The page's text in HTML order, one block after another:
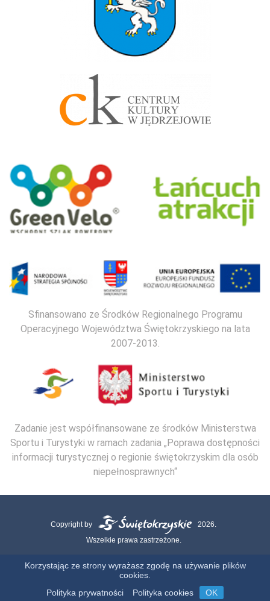
Sfinansowano ze Środków Regionalnego Programu
Operacyjnego Województwa Świętokrzyskiego na lata
2007-2013.
Zadanie jest współfinansowane ze środków Ministerstwa
Sportu i Turystyki w ramach zadania „Poprawa dostępności
informacji turystycznej o regionie świętokrzyskim dla osób
niepełnosprawnych“
Copyright by
2026.
Wszelkie prawa zastrzeżone.
Korzystając ze strony wyrażasz zgodę na używanie plików
cookies.
Polityka prywatności
Polityka cookies OK